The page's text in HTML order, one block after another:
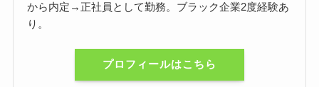
から内定→正社員として勤務。ブラック企業2度経験あ
り。
プロフィールはこちら